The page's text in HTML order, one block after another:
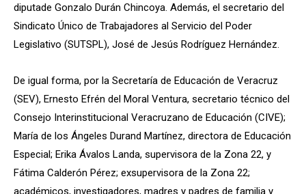
diputade Gonzalo Durán Chincoya. Además, el secretario del
Sindicato Único de Trabajadores al Servicio del Poder
Legislativo (SUTSPL), José de Jesús Rodríguez Hernández.
De igual forma, por la Secretaría de Educación de Veracruz
(SEV), Ernesto Efrén del Moral Ventura, secretario técnico del
Consejo Interinstitucional Veracruzano de Educación (CIVE);
María de los Ángeles Durand Martínez, directora de Educación
Especial; Erika Ávalos Landa, supervisora de la Zona 22, y
Fátima Calderón Pérez; exsupervisora de la Zona 22;
académicos, investigadores, madres y padres de familia y